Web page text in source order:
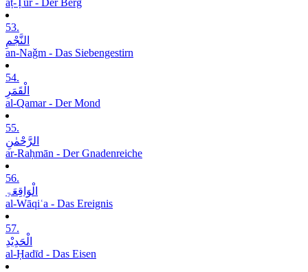
aṭ-Ṭūr - Der Berg
53.
النَّجْمِ
an-Naǧm - Das Siebengestirn
54.
الْقَمَرِ
al-Qamar - Der Mond
55.
الرَّحْمٰنِ
ar-Raḥmān - Der Gnadenreiche
56.
الْوَاقِعَۃِ
al-Wāqiʿa - Das Ereignis
57.
الْحَدِیْدِ
al-Ḥadīd - Das Eisen